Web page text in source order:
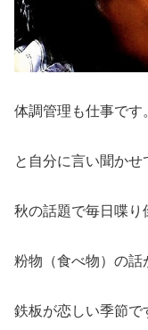
体調管理も仕事です
と自分に言い聞かせ
秋の話題で毎日喋り
粉物（食べ物）の話
鉄板が恋しい季節で